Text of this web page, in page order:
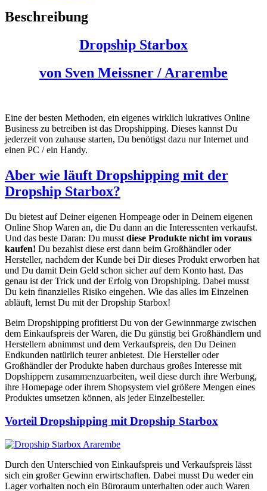
Beschreibung
Dropship Starbox
von Sven Meissner / Ararembe
Eine der besten Methoden, ein eigenes wirklich lukratives Online
Business zu betreiben ist das Dropshipping. Dieses kannst Du
jederzeit von zuhause starten, Du benötigst dazu nur Internet und
einen PC / ein Handy.
Aber wie läuft Dropshipping mit der
Dropship Starbox?
Du bietest auf Deiner eigenen Hompeage oder in Deinem eigenen
Online Shop Waren an, die Du dann an die Interessenten verkaufst.
Und das beste Daran: Du musst diese Produkte nicht im voraus
kaufen! Du bezahlst diese erst dann beim Großhändler oder
Hersteller, nachdem der Kunde bei Dir dieses Produkt erworben hat
und Du damit Dein Geld schon sicher auf dem Konto hast. Das
genau ist der Trick und der Erfolg von Dropshiping. Dabei musst
Du kein finanzielles Risiko eingehen. Wie das alles im Einzelnen
abläuft, lernst Du mit der Dropship Starbox!
Beim Dropshipping profitierst Du von der Gewinnmarge zwischen
dem Einkaufspreis der Waren, die Du günstig bei Großhändlern und
Herstellern abnimmst und dem Verkaufspreis, den Du Deinen
Endkunden natürlich teurer anbietest. Die Hersteller oder
Großhändler der Produkte haben durchaus großes Interesse mit
Dopshippern zusammenzuarbeiten, weil diese durch ihre Werbung,
ihre Homepage oder ihrem Shopsystem viel größere Mengen eines
Produktes umsetzen können, als jeder Einzelbesteller.
Vorteil Dropshipping mit Dropship Starbox
Durch den Unterschied von Einkaufspreis und Verkaufspreis lässt
sich ein großer Gewinn erwirtschaften. Dabei musst Du weder ein
Lager vorhalten noch ein Büroraum unterhalten oder auch Waren